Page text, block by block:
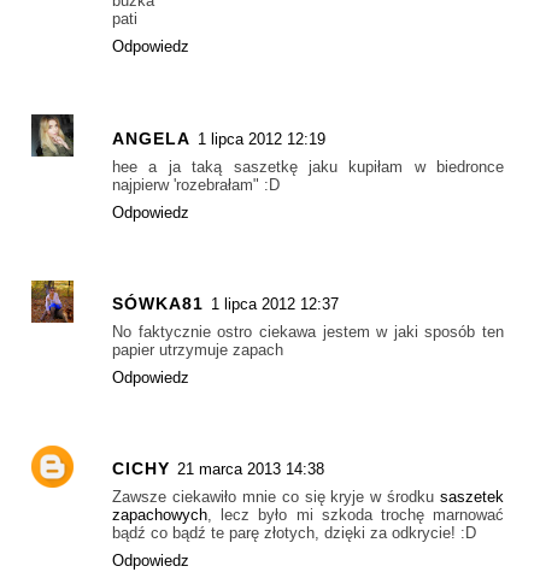
pati
Odpowiedz
ANGELA 1 lipca 2012 12:19
hee a ja taką saszetkę jaku kupiłam w biedronce
najpierw 'rozebrałam" :D
Odpowiedz
SÓWKA81 1 lipca 2012 12:37
No faktycznie ostro ciekawa jestem w jaki sposób ten
papier utrzymuje zapach
Odpowiedz
CICHY 21 marca 2013 14:38
Zawsze ciekawiło mnie co się kryje w środku saszetek
zapachowych, lecz było mi szkoda trochę marnować
bądź co bądź te parę złotych, dzięki za odkrycie! :D
Odpowiedz